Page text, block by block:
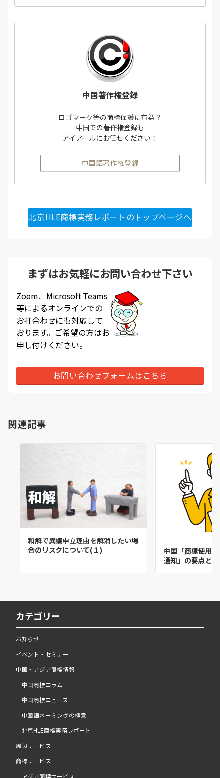
中国著作権登録
ロゴマーク等の商標保護に有益？
中国での著作権登録も
アイアールにお任せください！
中国語著作権登録
北京HLE商標実務レポートのトップページへ
まずはお気軽にお問い合わせ下さい
Zoom、Microsoft Teams
等によるオンラインでの
お打合わせにも対応して
おります。ご希望の方はお
申し付けください。
お問い合わせフォームはこちら
関連記事
和解で異議申立理由を解消したい場
合のリスクについて(１)
中国「商標使用
通知」の要点と
カテゴリー
お知らせ
イベント・セミナー
中国・アジア商標情報
中国商標コラム
中国商標ニュース
中国語ネーミングの極意
北京HLE商標実務レポート
周辺サービス
商標サービス
アジア商標サービス